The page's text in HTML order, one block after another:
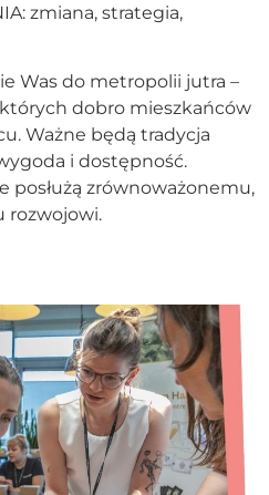
zmiana, strategia,
Was do metropolii jutra –
dobro mieszkańców
Ważne będą tradycja
i dostępność.
posłużą zrównoważonemu,
rozwojowi.